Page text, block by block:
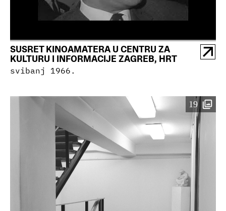
SUSRET KINOAMATERA U CENTRU ZA
KULTURU I INFORMACIJE ZAGREB, HRT
svibanj 1966.
19